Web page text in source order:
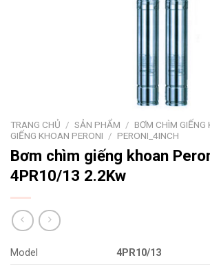
TRANG CHỦ / SẢN PHẨM / BƠM CHÌM GIẾNG
GIẾNG KHOAN PERONI / PERONI_4INCH
Bơm chìm giếng khoan
4PR10/13 2.2Kw
Model
4PR10/13